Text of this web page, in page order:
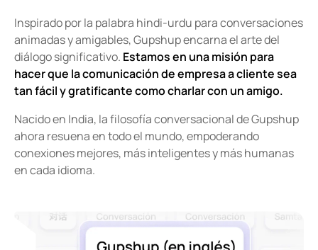
Inspirado por la palabra hindi-urdu para conversaciones
animadas y amigables, Gupshup encarna el arte del
diálogo significativo. Estamos en una misión para
hacer que la comunicación de empresa a cliente sea
tan fácil y gratificante como charlar con un amigo.
Nacido en India, la filosofía conversacional de Gupshup
ahora resuena en todo el mundo, empoderando
conexiones mejores, más inteligentes y más humanas
en cada idioma.